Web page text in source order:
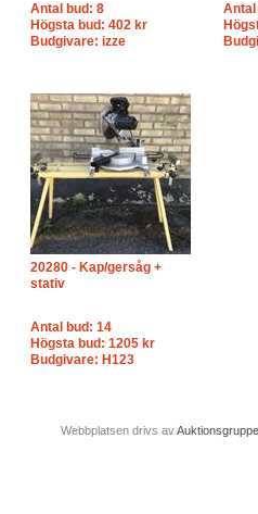
Antal bud: 8
Högsta bud: 402 kr
Budgivare: izze
Antal
20280 - Kap/gersåg +
stativ
Antal bud: 14
Högsta bud: 1205 kr
Budgivare: H123
Webbplatsen drivs av